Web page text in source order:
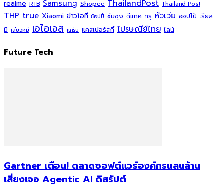
realme RTB Samsung Shopee ThailandPost Thailand Post
THP true Xiaomi ข่าวไอที ช้อปปี้ ซัมซุง ดีแทค ทรู หัวเว่ย ออปโป้ เรียล
มี เสียวหมี่ เอไอเอส แกร็บ แคสเปอร์สกี้ ไปรษณีย์ไทย ไลน์
Future Tech
Gartner เตือน! ตลาดซอฟต์แวร์องค์กรแสนล้าน
เสี่ยงเจอ Agentic AI ดิสรัปต์